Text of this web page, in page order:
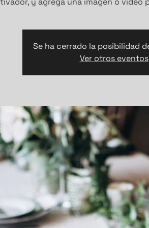
Se ha cerrado la posibilidad
Ver otros eventos